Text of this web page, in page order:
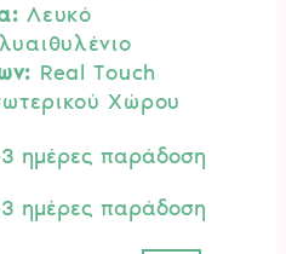
Λευκό
Real Touch
Χώρου
3 ημέρες παράδοση
3 ημέρες παράδοση